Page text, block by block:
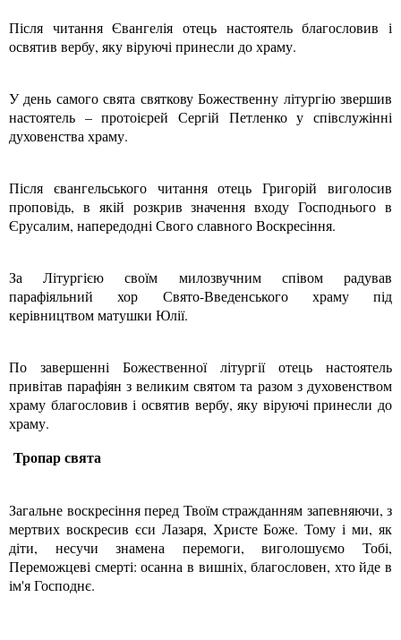
Після читання Євангелія отець настоятель благословив і
освятив вербу, яку віруючі принесли до храму.
У день самого свята святкову Божественну літургію звершив
настоятель – протоієрей Сергій Петленко у співслужінні
духовенства храму.
Після євангельського читання отець Григорій виголосив
проповідь, в якій розкрив значення входу Господнього в
Єрусалим, напередодні Свого славного Воскресіння.
За Літургією своїм милозвучним співом радував
парафіяльний хор Свято-Введенського храму під
керівництвом матушки Юлії.
По завершенні Божественної літургії отець настоятель
привітав парафіян з великим святом та разом з духовенством
храму благословив і освятив вербу, яку віруючі принесли до
храму.
Тропар свята
Загальне воскресіння перед Твоїм стражданням запевняючи, з
мертвих воскресив єси Лазаря, Христе Боже. Тому і ми, як
діти, несучи знамена перемоги, виголошуємо Тобі,
Переможцеві смерті: осанна в вишніх, благословен, хто йде в
ім'я Господнє.